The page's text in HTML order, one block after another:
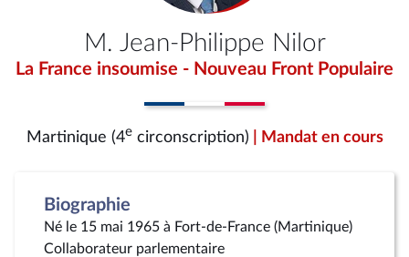
M. Jean-Philippe Nilor
La France insoumise - Nouveau Front Populaire
Martinique (4ecirconscription) | Mandat en cours
Biographie
Né le 15 mai 1965 à Fort-de-France (Martinique)
Collaborateur parlementaire